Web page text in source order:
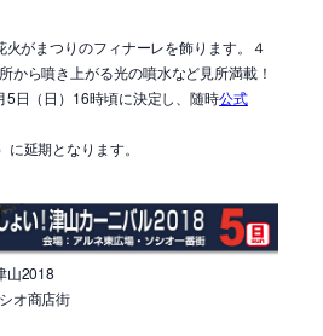
がまつりのフィナーレを飾ります。４
から噴き上がる光の噴水など見所満載！
5日（日）16時頃に決定し、随時公式
延期となります。
山2018
オ商店街